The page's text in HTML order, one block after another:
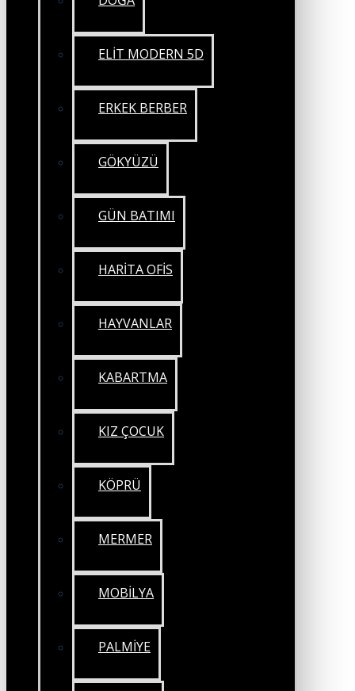
ELİT MODERN 5D
ERKEK BERBER
GÖKYÜZÜ
GÜN BATIMI
HARİTA OFİS
HAYVANLAR
KABARTMA
KIZ ÇOCUK
KÖPRÜ
MERMER
MOBİLYA
PALMİYE